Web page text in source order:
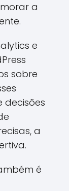
a
e
sobre
a
é